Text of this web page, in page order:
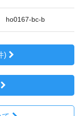
ho0167-bc-b
)